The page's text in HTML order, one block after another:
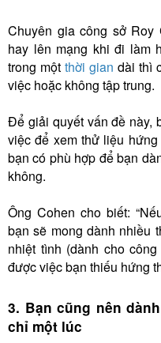
Chuyên gia công sở Roy
hay lên mạng khi đi làm
trong một thời gian dài thì
việc hoặc không tập trung.
Để giải quyết vấn đề này,
việc để xem thử liệu
bạn có phù hợp để bạn
không.
Ông Cohen cho biết:
bạn sẽ mong dành nhiều
nhiệt tình (dành cho
được việc bạn thiếu hứng
3. Bạn cũng nên
chỉ một lúc